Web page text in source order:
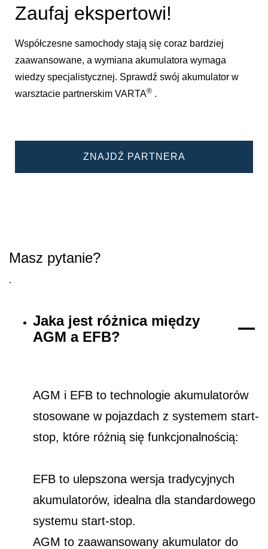
Zaufaj ekspertowi!
Współczesne samochody stają się coraz bardziej
zaawansowane, a wymiana akumulatora wymaga
wiedzy specjalistycznej. Sprawdź swój akumulator w
warsztacie partnerskim VARTA® .
ZNAJDŹ PARTNERA
Masz pytanie?
.
Jaka jest różnica między
AGM a EFB?
AGM i EFB to technologie akumulatorów
stosowane w pojazdach z systemem start-
stop, które różnią się funkcjonalnością:
EFB to ulepszona wersja tradycyjnych
akumulatorów, idealna dla standardowego
systemu start-stop.
AGM to zaawansowany akumulator do